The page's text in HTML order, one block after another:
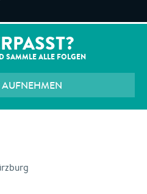
SAMMLE ALLE FOLGEN
AUFNEHMEN